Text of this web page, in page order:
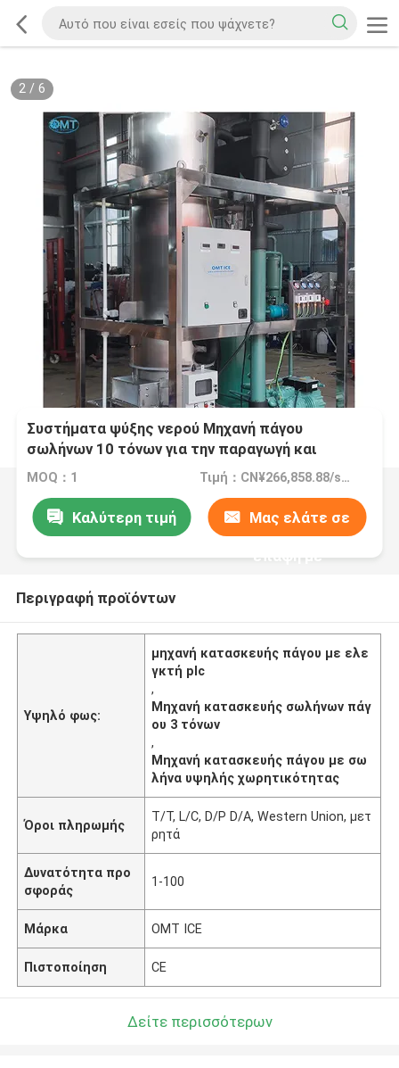
2/ 6
Συστήματα ψύξης νερού Μηχανή πάγου
σωλήνων 10 τόνων για την παραγωγή και
διανομή ψυχρών ποτών
MOQ：1 Τιμή：CN¥266,858.88/sets 1-2 sets
Καλύτερη τιμή Μας ελάτε σε
επαφή με
Περιγραφή προϊόντων
Υψηλό φως:
μηχανή κατασκευής πάγου με ελε
γκτή plc
,
Μηχανή κατασκευής σωλήνων πάγ
ου 3 τόνων
,
Μηχανή κατασκευής πάγου με σω
λήνα υψηλής χωρητικότητας
Όροι πληρωμής
Τ/Τ, L/C, D/P D/A, Western Union, μετ
ρητά
Δυνατότητα προ
σφοράς
1-100
Μάρκα OMT ICE
Πιστοποίηση CE
Δείτε περισσότερων